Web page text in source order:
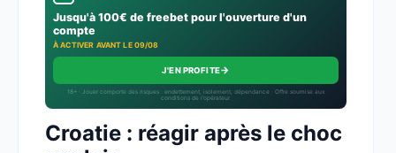
Jusqu'à 100€ de freebet pour l'ouverture d'un
compte
À ACTIVER AVANT LE 09/08
J'EN PROFITE→
18+ · Jouer comporte des risques : endettement, isolement, dépendance · Offre soumise aux
conditions de l’opérateur.
Croatie : réagir après le choc